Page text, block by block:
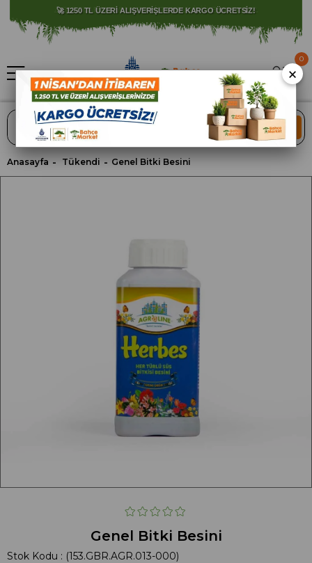
⚠️ SATIŞLARIMIZ YALNIZCA İSTANBUL İLİ İLE SINIRLIDIR.
ARA
0
Anasayfa Tükendi Genel Bitki Besini
Genel Bitki Besini
Stok Kodu
(153.GBR.AGR.013-000)
×